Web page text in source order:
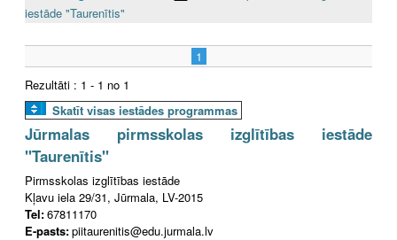
iestāde "Taurenītis"
1
Rezultāti : 1 - 1 no 1
Skatīt visas iestādes programmas
Jūrmalas pirmsskolas izglītības iestāde
"Taurenītis"
Pirmsskolas izglītības iestāde
Kļavu iela 29/31, Jūrmala, LV-2015
Tel:67811170
E-pasts:piitaurenitis@edu.jurmala.lv